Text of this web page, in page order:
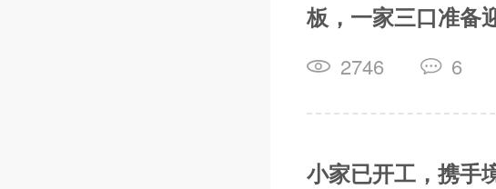
板，一家三口准备
2746 6
小家已开工，携手